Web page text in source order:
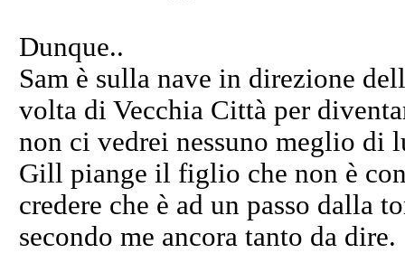
Dunque..
Sam è sulla nave in direzione
volta di Vecchia Città per
non ci vedrei nessuno meglio
Gill piange il figlio che non è
credere che è ad un passo dalla
secondo me ancora tanto da dire.